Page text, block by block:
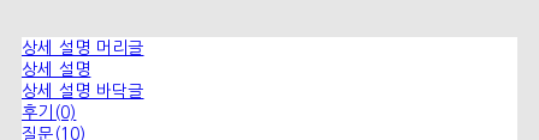
상세 설명 머리글
상세 설명
상세 설명 바닥글
후기(0)
질문(10)